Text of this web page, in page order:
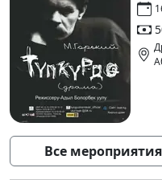
Все